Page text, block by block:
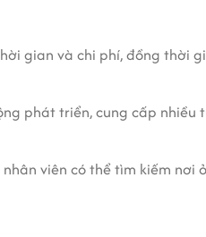
gian và chi phí, đồng thời
phát triển, cung cấp nhiều
viên có thể tìm kiếm nơi